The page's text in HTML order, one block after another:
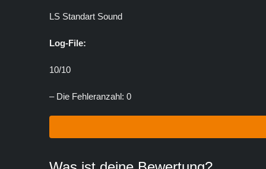
LS Standart Sound
Log-File:
10/10
– Die Fehleranzahl: 0